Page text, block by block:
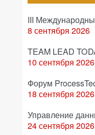
III
8 сентября 2026
TEAM LEAD
10 сентября 2026
Форум
18 сентября 2026
Управление
24 сентября 2026